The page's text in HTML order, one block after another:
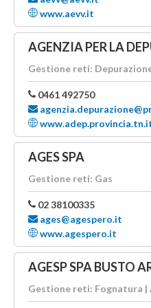
www.aevv.it
AGENZIA PER LA
Gestione reti:
0461 492750
AGES SPA
Gestione reti: Gas
02 38100335
ages@agespero.it
www.agespero.it
AGESP SPA BUSTO
Gestione reti: Fognatura |